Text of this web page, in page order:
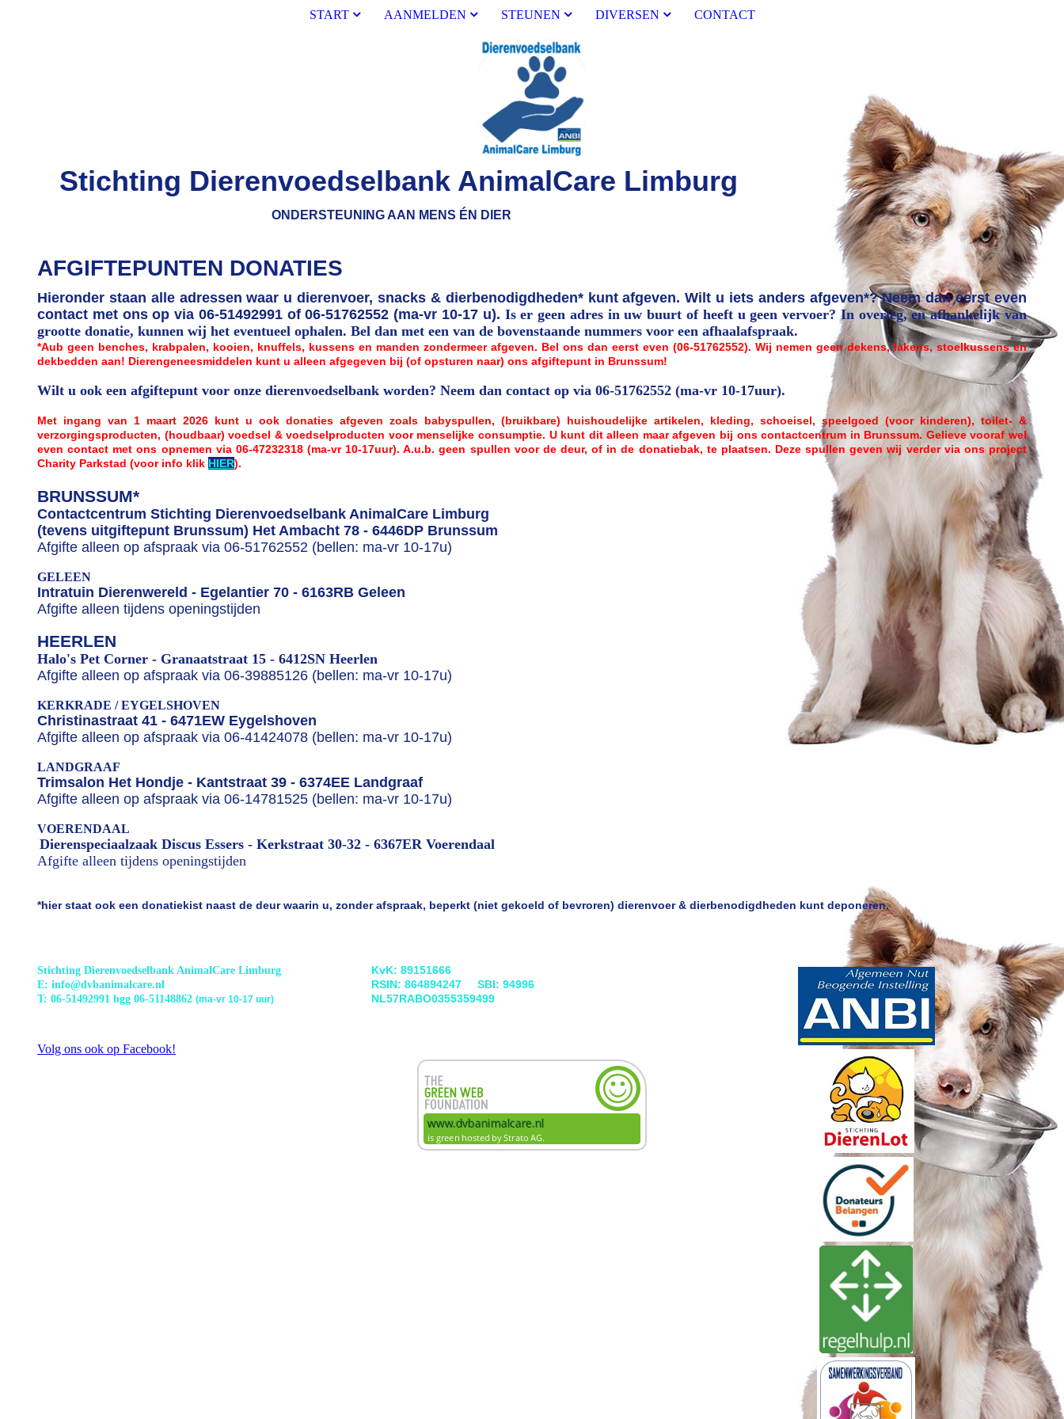
START AANMELDEN STEUNEN DIVERSEN CONTACT
Stichting Dierenvoedselbank AnimalCare Limburg
ONDERSTEUNING AAN MENS ÉN DIER
AFGIFTEPUNTEN DONATIES
Hieronder staan alle adressen waar u dierenvoer, snacks & dierbenodigdheden* kunt afgeven. Wilt u iets anders afgeven*? Neem dan eerst even
contact met ons op via 06-51492991 of 06-51762552 (ma-vr 10-17 u). Is er geen adres in uw buurt of heeft u geen vervoer? In overleg, en afhankelijk van
grootte donatie, kunnen wij het eventueel ophalen. Bel dan met een van de bovenstaande nummers voor een afhaalafspraak.
*Aub geen benches, krabpalen, kooien, knuffels, kussens en manden zondermeer afgeven. Bel ons dan eerst even (06-51762552). Wij nemen geen dekens, lakens, stoelkussens en
dekbedden aan! Dierengeneesmiddelen kunt u alleen afgegeven bij (of opsturen naar) ons afgiftepunt in Brunssum!
Wilt u ook een afgiftepunt voor onze dierenvoedselbank worden? Neem dan contact op via 06-51762552 (ma-vr 10-17uur).
Met ingang van 1 maart 2026 kunt u ook donaties afgeven zoals babyspullen, (bruikbare) huishoudelijke artikelen, kleding, schoeisel, speelgoed (voor kinderen), toilet- &
verzorgingsproducten, (houdbaar) voedsel & voedselproducten voor menselijke consumptie. U kunt dit alleen maar afgeven bij ons contactcentrum in Brunssum. Gelieve vooraf wel
even contact met ons opnemen via 06-47232318 (ma-vr 10-17uur). A.u.b. geen spullen voor de deur, of in de donatiebak, te plaatsen. Deze spullen geven wij verder via ons project
Charity Parkstad (voor info klik HIER).
BRUNSSUM*
Contactcentrum Stichting Dierenvoedselbank AnimalCare Limburg
(tevens uitgiftepunt Brunssum) Het Ambacht 78 - 6446DP Brunssum
Afgifte alleen op afspraak via 06-51762552 (bellen: ma-vr 10-17u)
GELEEN
Intratuin Dierenwereld - Egelantier 70 - 6163RB Geleen
Afgifte alleen tijdens openingstijden
HEERLEN
Halo's Pet Corner - Granaatstraat 15 - 6412SN Heerlen
Afgifte alleen op afspraak via 06-39885126 (bellen: ma-vr 10-17u)
KERKRADE / EYGELSHOVEN
Christinastraat 41 - 6471EW Eygelshoven
Afgifte alleen op afspraak via 06-41424078 (bellen: ma-vr 10-17u)
LANDGRAAF
Trimsalon Het Hondje - Kantstraat 39 - 6374EE Landgraaf
Afgifte alleen op afspraak via 06-14781525 (bellen: ma-vr 10-17u)
VOERENDAAL
Dierenspeciaalzaak Discus Essers - Kerkstraat 30-32 - 6367ER Voerendaal
Afgifte alleen tijdens openingstijden
*hier staat ook een donatiekist naast de deur waarin u, zonder afspraak, beperkt (niet gekoeld of bevroren) dierenvoer & dierbenodigdheden kunt deponeren.
Stichting Dierenvoedselbank AnimalCare Limburg
E: info@dvbanimalcare.nl
T: 06-51492991 bgg 06-51148862 (ma-vr 10-17 uur)
Volg ons ook op Facebook!
KvK: 89151666
RSIN: 864894247 SBI: 94996
NL57RABO0355359499